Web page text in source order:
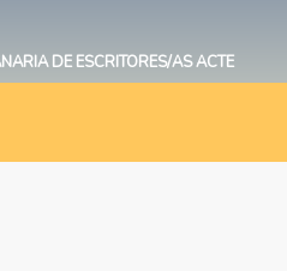
DE ESCRITORES/AS ACTE